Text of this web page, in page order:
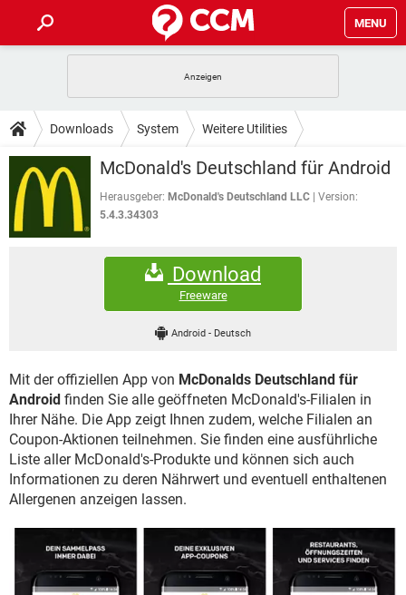
MENU
ANDROID IOS
WINDOWS 10 INSTAGRAM
WHATSAPP TIKTOK
FACEBOOK
TIPPS & TRICKS
SPIELE
ANDROID
WINDOWS 10
HARDWARE
SPIELE STREAMING
ANDROID
INSTAGRAM
TIKTOK
FORUM
IOS
INSTAGRAM
TIKTOK
STREAMING
WHATSAPP TIKTOK
FACEBOOK HARDWARE
Downloads System Weitere Utilities
McDonald's Deutschland für Android
Herausgeber: McDonald's Deutschland LLC
Version:
5.4.3.34303
Download
Freeware
Android - Deutsch
Mit der offiziellen App von McDonalds Deutschland für
Android finden Sie alle geöffneten McDonald's-Filialen in
Ihrer Nähe. Die App zeigt Ihnen zudem, welche Filialen an
Coupon-Aktionen teilnehmen. Sie finden eine ausführliche
Liste aller McDonald's-Produkte und können sich auch
Informationen zu deren Nährwert und eventuell enthaltenen
Allergenen anzeigen lassen.